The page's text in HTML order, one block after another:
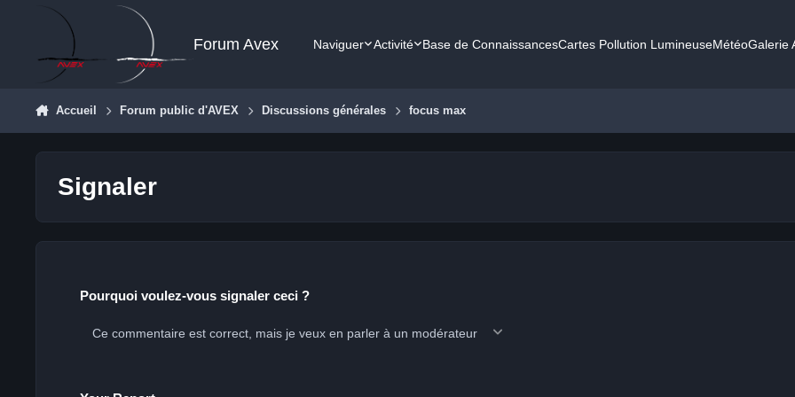
Aller au contenu
Forum Avex Naviguer Activité Base de ConnaissancesCartes Pollution LumineuseMétéoGalerie
Accueil Forum public d'AVEX Discussions générales focus max
Signaler
Pourquoi voulez-vous signaler ceci ?